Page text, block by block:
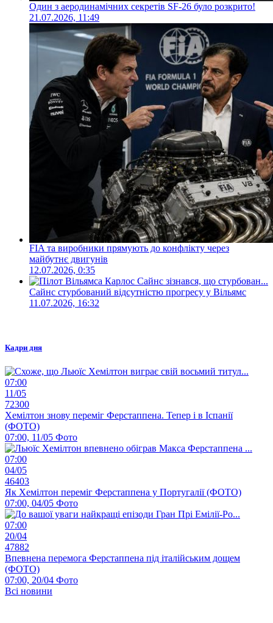
Один з аеродинамічних секретів SF-26 було розкрито!
21.07.2026, 11:49
FIA та виробники прямують до конфлікту через
майбутнє двигунів
12.07.2026, 0:35
Сайнс стурбований відсутністю прогресу у Вільямс
11.07.2026, 16:32
Кадри дня
07:00
11/05
72300
Хемілтон знову переміг Ферстаппена. Тепер і в Іспанії
(ФОТО)
07:00, 11/05 Фото
07:00
04/05
46403
Як Хемілтон переміг Ферстаппена у Португалії (ФОТО)
07:00, 04/05 Фото
07:00
20/04
47882
Впевнена перемога Ферстаппена під італійським дощем
(ФОТО)
07:00, 20/04 Фото
Всі новини